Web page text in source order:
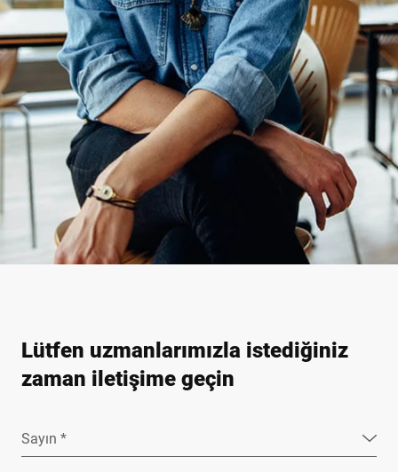
Lütfen uzmanlarımızla istediğiniz
zaman iletişime geçin
Sayın *